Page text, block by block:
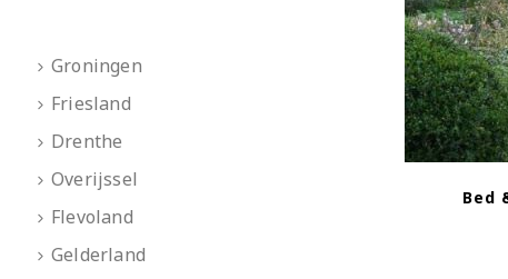
Bed
Groningen
Friesland
Drenthe
Overijssel
Flevoland
Gelderland